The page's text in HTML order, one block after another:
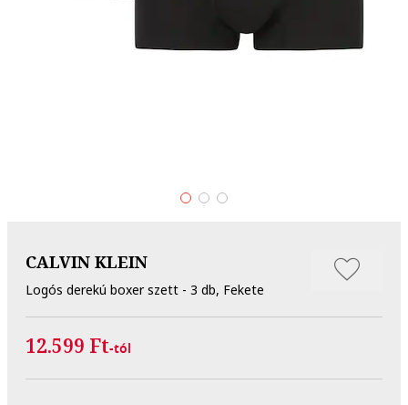
CALVIN KLEIN
Logós derekú boxer szett - 3 db, Fekete
12.599 Ft-tól